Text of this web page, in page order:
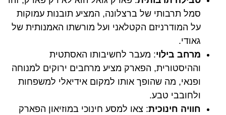
סמל תרבותי של ברצלונה, המציע תובנות עמוקות
על המודרניזם הקטלאני ועל מורשתו האמנותית של
גאודי.
מרחב בילוי: מעבר לחשיבותו האסתטית
וההיסטורית, הפארק מציע מרחבים ירוקים למנוחה
ופנאי, מה שהופך אותו למקום אידיאלי למשפחות
ולחובבי טבע.
חוויה חינוכית: צאו למסע חינוכי במוזיאון הפארק